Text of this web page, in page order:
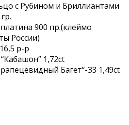
с Рубином и Бриллиантами
900 пр.(клеймо
России)
р-р
1,72сt
Багет”-33 1,49ct